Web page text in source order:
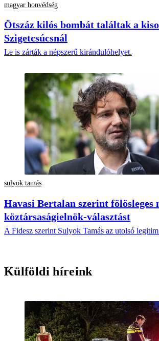
magyar honvédség
Ötszáz kilós bombát találtak a
Szigetcsúcsnál
Le is zárták a népszerű kirándulóhelyet.
sulyok tamás
Havasi Bertalan szerint fölösleges
köztársaságielnök-választást
A Fidesz szerint Sulyok Tamás az utolsó
Külföldi híreink